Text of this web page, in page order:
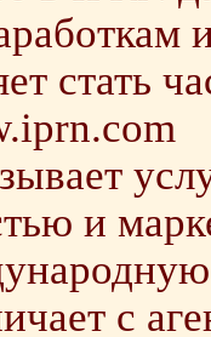
стать
и
с